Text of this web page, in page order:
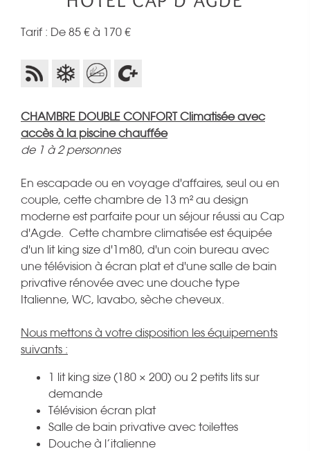
Tarif : De 85 € à 170 €
CHAMBRE DOUBLE CONFORT Climatisée avec
accès à la piscine chauffée
de 1 à 2 personnes
En escapade ou en voyage d'affaires, seul ou en
couple, cette chambre de 13 m² au design
moderne est parfaite pour un séjour réussi au Cap
d'Agde. Cette chambre climatisée est équipée
d'un lit king size d'1m80, d'un coin bureau avec
une télévision à écran plat et d'une salle de bain
privative rénovée avec une douche type
Italienne, WC, lavabo, sèche cheveux.
Nous mettons à votre disposition les équipements
suivants :
1 lit king size (180 × 200) ou 2 petits lits sur
demande
Télévision écran plat
Salle de bain privative avec toilettes
Douche à l’italienne